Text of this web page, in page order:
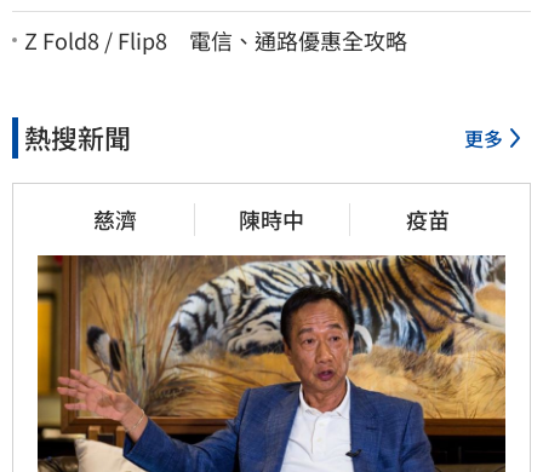
Z Fold8 / Flip8 電信、通路優惠全攻略
熱搜新聞 更多
慈濟 陳時中 疫苗